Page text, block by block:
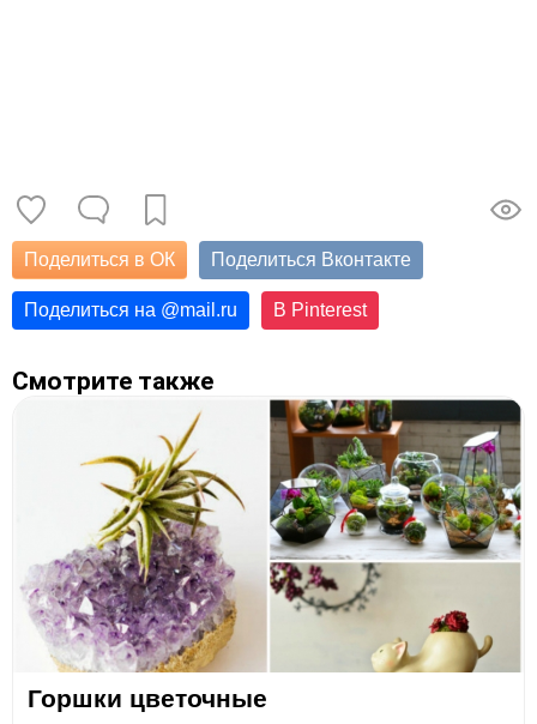
Поделиться в ОК Поделиться Вконтакте
Поделиться на @mail.ru В Pinterest
Смотрите также
Горшки цветочные